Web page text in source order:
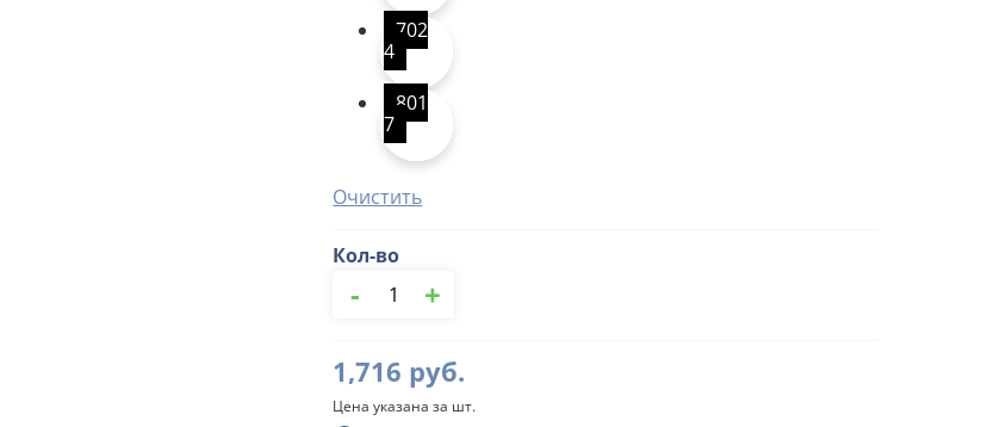
702
4
801
7
Очистить
Кол-во
товара
круглый
Водостокстрой
- +
1,716 руб.
Цена указана за шт.